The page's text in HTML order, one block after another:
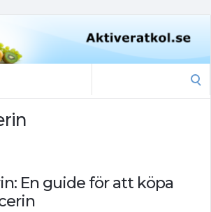
En guide för att köpa